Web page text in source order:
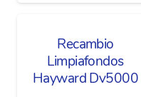
Recambio
Limpiafondos
Hayward Dv5000